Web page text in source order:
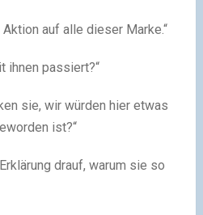
Aktion auf alle dieser Marke.“
ihnen passiert?“
sie, wir würden hier etwas
ist?“
drauf, warum sie so